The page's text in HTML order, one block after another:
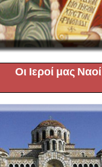
Οι Ιεροί μας Ναοί